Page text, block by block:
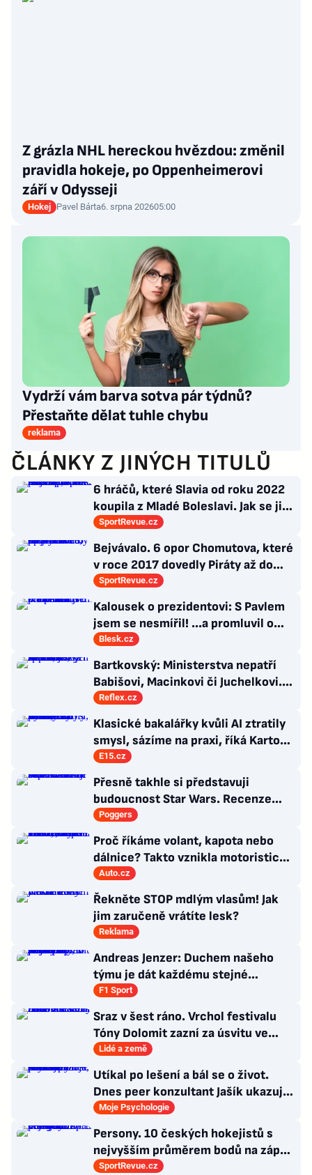
Z grázla NHL hereckou hvězdou: změnil
pravidla hokeje, po Oppenheimerovi
září v Odysseji
Hokej Pavel Bárta6. srpna 202605:00
Vydrží vám barva sotva pár týdnů?
Přestaňte dělat tuhle chybu
reklama
ČLÁNKY Z JINÝCH TITULŮ
6 hráčů, které Slavia od roku 2022
koupila z Mladé Boleslavi. Jak se jim
po přestupu do Edenu vedlo?
SportRevue.cz
Bejvávalo. 6 opor Chomutova, které
v roce 2017 dovedly Piráty až do
semifinále play-off
SportRevue.cz
Kalousek o prezidentovi: S Pavlem
jsem se nesmířil! ...a promluvil o
návratu
Blesk.cz
Bartkovský: Ministerstva nepatří
Babišovi, Macinkovi či Juchelkovi.
Přestaňte útočit, jste jen správci
Reflex.cz
Klasické bakalářky kvůli AI ztratily
smysl, sázíme na praxi, říká Kartous
z vysoké školy VŠEM
E15.cz
Přesně takhle si představuji
budoucnost Star Wars. Recenze
Star Wars: The Ninth Jedi
Poggers
Proč říkáme volant, kapota nebo
dálnice? Takto vznikla motoristická
slova, která zná každý
Auto.cz
Řekněte STOP mdlým vlasům! Jak
jim zaručeně vrátíte lesk?
Reklama
Andreas Jenzer: Duchem našeho
týmu je dát každému stejné
podmínky, i kdyby nás to mělo
připravit o titul
F1 Sport
Sraz v šest ráno. Vrchol festivalu
Tóny Dolomit zazní za úsvitu ve
3000 metrech
Lidé a země
Utíkal po lešení a bál se o život.
Dnes peer konzultant Jašík ukazuje,
že cesta z psychózy existuje
Moje Psychologie
Persony. 10 českých hokejistů s
nejvyšším průměrem bodů na zápas
v historii německé DEL
SportRevue.cz